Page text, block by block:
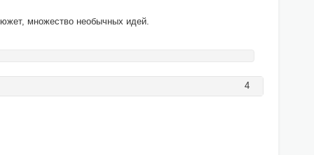
множество необычных идей.
4